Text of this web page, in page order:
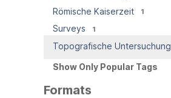
Römische Kaiserzeit 1
Surveys 1
Topografische Untersuchung
Show Only Popular Tags
Formats